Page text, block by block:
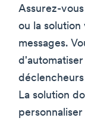
Assurez-
ou la
messages.
La solution